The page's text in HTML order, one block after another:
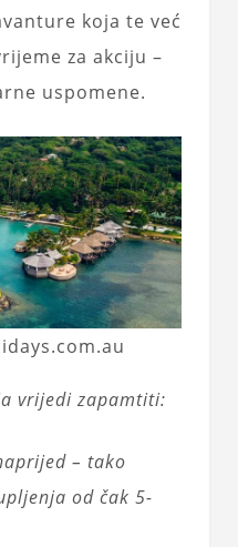
koja te već
za akciju –
uspomene.
vrijedi zapamtiti:
– tako
od čak 5-